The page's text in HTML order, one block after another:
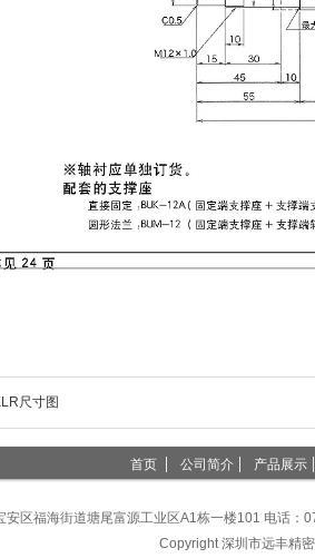
尺寸图
首页 公司简介 产品展示
安区福海街道塘尾富源工业区A1栋一楼101 电话
Copyright 深圳市远丰精